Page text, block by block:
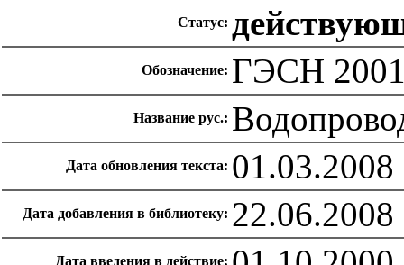
Статус:
Обозначение: ГЭСН
Название рус.:
Дата обновления текста: 01.03.2008
Дата добавления в библиотеку: 22.06.2008
Дата введения в действие: